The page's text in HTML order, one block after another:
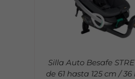
Silla Auto Besafe
de 61 hasta 125 cm /